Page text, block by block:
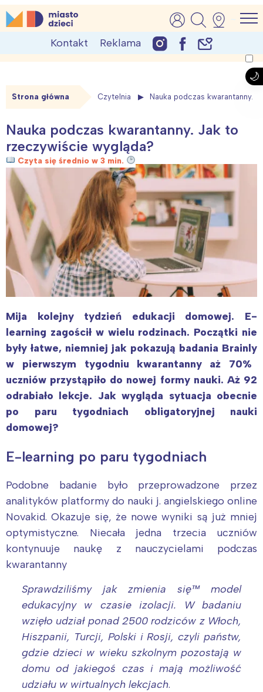
Skip
to
MiastoDzieci.pl
atrakcje dla dzieci, wydarzenia, imprezy rodzinne
Kontakt Reklama
Strona główna Czytelnia Nauka podczas kwarantanny.
Nauka podczas kwarantanny. Jak to
rzeczywiście wygląda?
Czyta się średnio w 3 min.
Mija kolejny tydzień edukacji domowej. E-
learning zagościł w wielu rodzinach. Początki nie
były łatwe, niemniej jak pokazują badania Brainly
w pierwszym tygodniu kwarantanny aż 70%
uczniów przystąpiło do nowej formy nauki. Aż 92
odrabiało lekcje. Jak wygląda sytuacja obecnie
po paru tygodniach obligatoryjnej nauki
domowej?
E-learning po paru tygodniach
Podobne badanie było przeprowadzone przez
analityków platformy do nauki j. angielskiego online
Novakid. Okazuje się, że nowe wyniki są już mniej
optymistyczne. Niecała jedna trzecia uczniów
kontynuuje naukę z nauczycielami podczas
kwarantanny
Sprawdziliśmy jak zmienia się™ model
edukacyjny w czasie izolacji. W badaniu
wzięło udział ponad 2500 rodziców z Włoch,
Hiszpanii, Turcji, Polski i Rosji, czyli państw,
gdzie dzieci w wieku szkolnym pozostają w
domu od jakiegoś czas i mają możliwość
udziału w wirtualnych lekcjach.